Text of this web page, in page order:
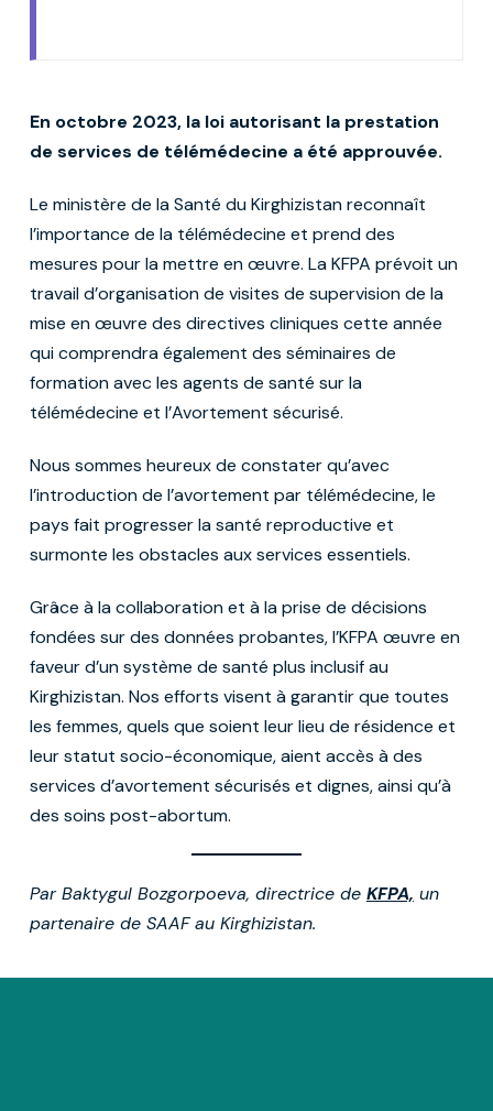
En octobre 2023, la loi autorisant la prestation
de services de télémédecine a été approuvée.
Le ministère de la Santé du Kirghizistan reconnaît
l’importance de la télémédecine et prend des
mesures pour la mettre en œuvre. La KFPA prévoit un
travail d’organisation de visites de supervision de la
mise en œuvre des directives cliniques cette année
qui comprendra également des séminaires de
formation avec les agents de santé sur la
télémédecine et l’Avortement sécurisé.
Nous sommes heureux de constater qu’avec
l’introduction de l’avortement par télémédecine, le
pays fait progresser la santé reproductive et
surmonte les obstacles aux services essentiels.
Grâce à la collaboration et à la prise de décisions
fondées sur des données probantes, l’KFPA œuvre en
faveur d’un système de santé plus inclusif au
Kirghizistan. Nos efforts visent à garantir que toutes
les femmes, quels que soient leur lieu de résidence et
leur statut socio-économique, aient accès à des
services d’avortement sécurisés et dignes, ainsi qu’à
des soins post-abortum.
Par Baktygul Bozgorpoeva, directrice de KFPA, un
partenaire de SAAF au Kirghizistan.